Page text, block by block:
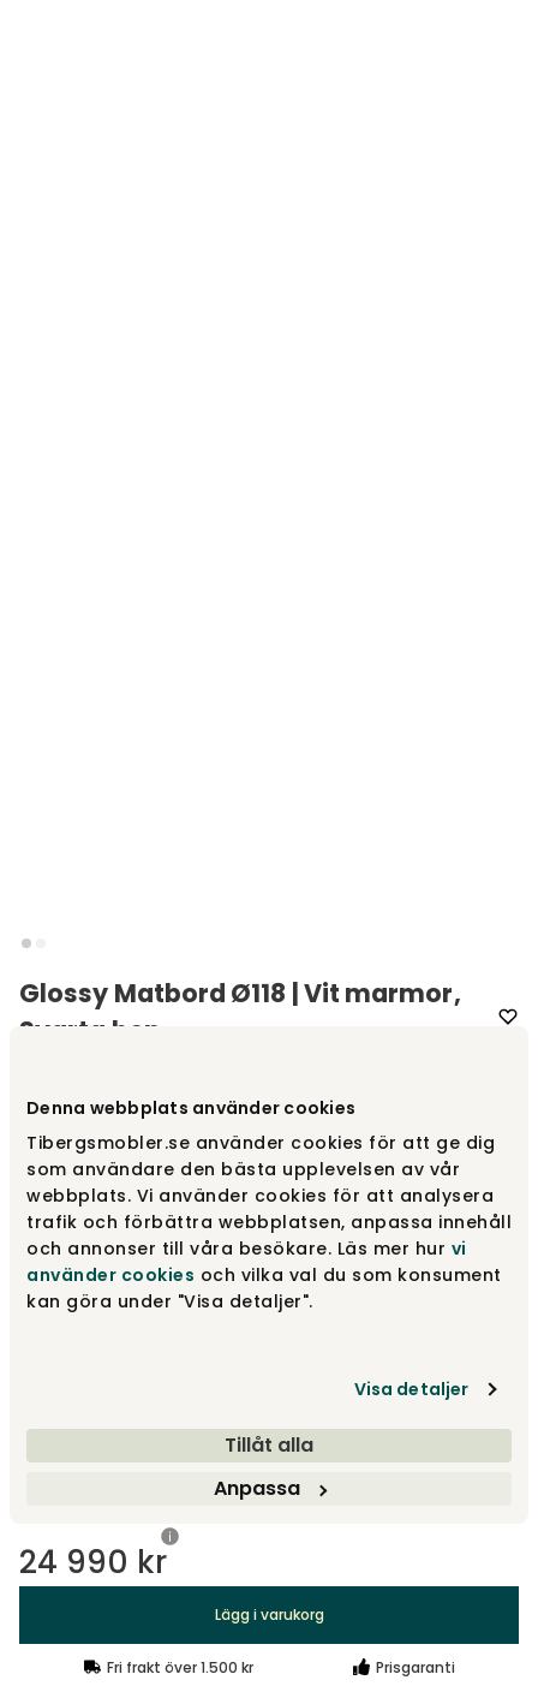
Denna webbplats använder cookies
Tibergsmobler.se använder cookies för att ge dig
som användare den bästa upplevelsen av vår
webbplats. Vi använder cookies för att analysera
trafik och förbättra webbplatsen, anpassa innehåll
och annonser till våra besökare. Läs mer hur vi
använder cookies och vilka val du som konsument
kan göra under "Visa detaljer".
Visa detaljer
Tillåt alla
Anpassa
Glossy Matbord Ø118 | Vit marmor,
Svarta ben
Välj utförandeVit marmor | Svarta ben
Vit marmor | Svarta ben 24 990 kr
Vit marmor | Kromben
Visa fler +3
24 990 kr
Lägg i varukorg
Fri frakt över 1.500 kr Prisgaranti